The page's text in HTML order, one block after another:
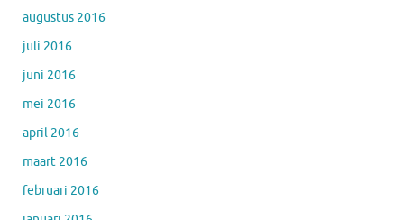
augustus 2016
juli 2016
juni 2016
mei 2016
april 2016
maart 2016
februari 2016